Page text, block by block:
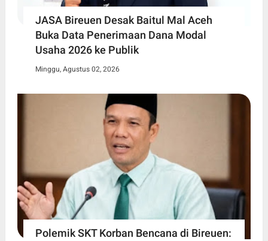
JASA Bireuen Desak Baitul Mal Aceh
Buka Data Penerimaan Dana Modal
Usaha 2026 ke Publik
Minggu, Agustus 02, 2026
Polemik SKT Korban Bencana di Bireuen: